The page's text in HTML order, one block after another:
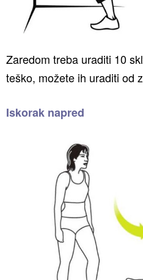
Zaredom treba uraditi 10
teško, možete ih uraditi od
Iskorak napred